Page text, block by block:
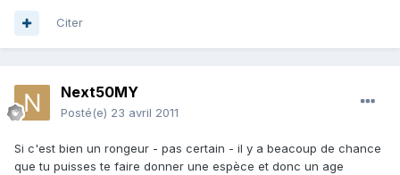
Citer
Next50MY
Posté(e) 23 avril 2011
Si c'est bien un rongeur - pas certain - il y a beacoup de chance
que tu puisses te faire donner une espèce et donc un age